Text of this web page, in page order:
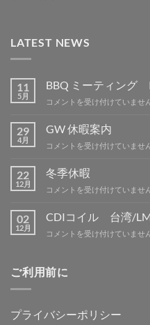
LATEST NEWS
11
5月
BBQ ミーティング
BBQ
ー
ィ
グ
吉
は
コメントを受け付けていません
29
4月
GW 休暇案内
GW
暇
案
内
コメントを受け付けていません
22
12月
冬季休暇
冬
休
は
コメントを受け付けていません
02
12月
CDIコイル 台湾/
CDI
ル
台
コメントを受け付けていません
ご利用前に
プライバシーポリシー